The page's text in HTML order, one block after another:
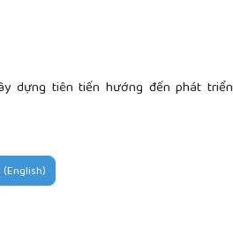
dựng tiên tiến hướng đến phát triển